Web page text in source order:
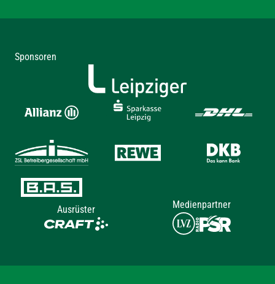
Sponsoren
Ausrüster Medienpartner